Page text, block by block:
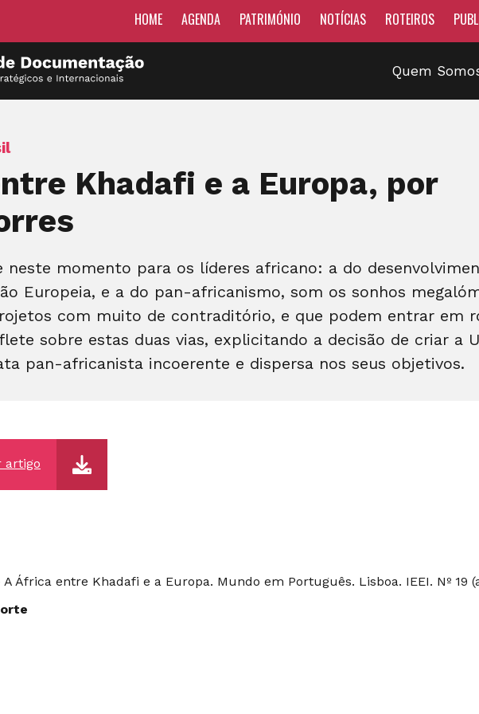
HOME AGENDA PATRIMÓNIO NOTÍCIAS ROTEIROS
Quem
Khadafi e a Europa, por
neste momento para os líderes africano: a do
Europeia, e a do pan-africanismo, som os sonhos
com muito de contraditório, e que podem entrar em
sobre estas duas vias, explicitando a decisão de criar a
pan-africanista incoerente e dispersa nos seus objetivos.
artigo
A África entre Khadafi e a Europa. Mundo em Português. Lisboa. IEEI. Nº 19